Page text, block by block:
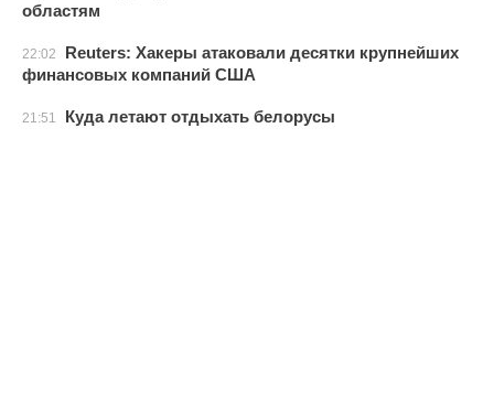
областям
22:02
Reuters: Хакеры атаковали десятки крупнейших
финансовых компаний США
21:51 Куда летают отдыхать белорусы